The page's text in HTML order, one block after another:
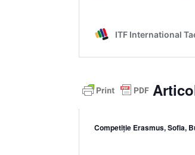
Competiție Erasmus, Sofia,